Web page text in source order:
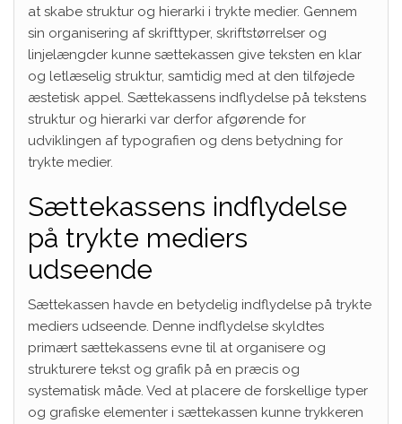
at skabe struktur og hierarki i trykte medier. Gennem
sin organisering af skrifttyper, skriftstørrelser og
linjelængder kunne sættekassen give teksten en klar
og letlæselig struktur, samtidig med at den tilføjede
æstetisk appel. Sættekassens indflydelse på tekstens
struktur og hierarki var derfor afgørende for
udviklingen af typografien og dens betydning for
trykte medier.
Sættekassens indflydelse
på trykte mediers
udseende
Sættekassen havde en betydelig indflydelse på trykte
mediers udseende. Denne indflydelse skyldtes
primært sættekassens evne til at organisere og
strukturere tekst og grafik på en præcis og
systematisk måde. Ved at placere de forskellige typer
og grafiske elementer i sættekassen kunne trykkeren